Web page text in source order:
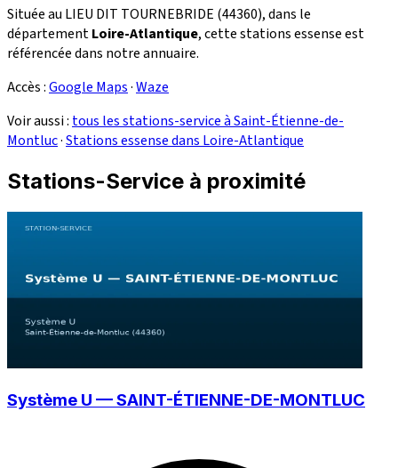
Située au LIEU DIT TOURNEBRIDE (44360), dans le
départementLoire-Atlantique, cette stations essense est
référencée dans notre annuaire.
Accès :Google Maps·Waze
Voir aussi : tous les stations-service à Saint-Étienne-de-
Montluc·Stations essense dans Loire-Atlantique
Stations-Service à proximité
Système U — SAINT-ÉTIENNE-DE-MONTLUC